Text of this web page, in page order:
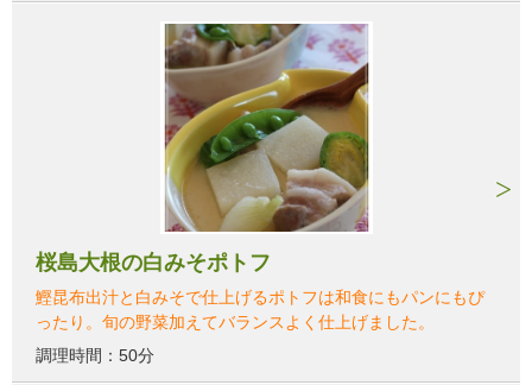
桜島大根の白みそポトフ
鰹昆布出汁と白みそで仕上げるポトフは和食にもパンにもぴ
ったり。旬の野菜加えてバランスよく仕上げました。
調理時間：50分